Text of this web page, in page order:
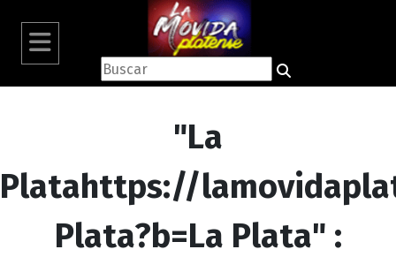
"La
Platahttps://
Plata?b=La Plata" :